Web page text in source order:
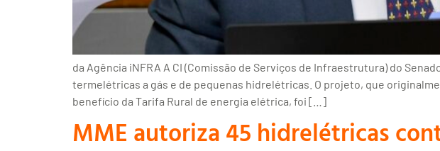
da Agência iNFRA A CI (Comissão de Serviços de Infraestrutura) do
termelétricas a gás e de pequenas hidrelétricas. O projeto, que
benefício da Tarifa Rural de energia elétrica, foi […]
MME autoriza 45 hidrelétricas